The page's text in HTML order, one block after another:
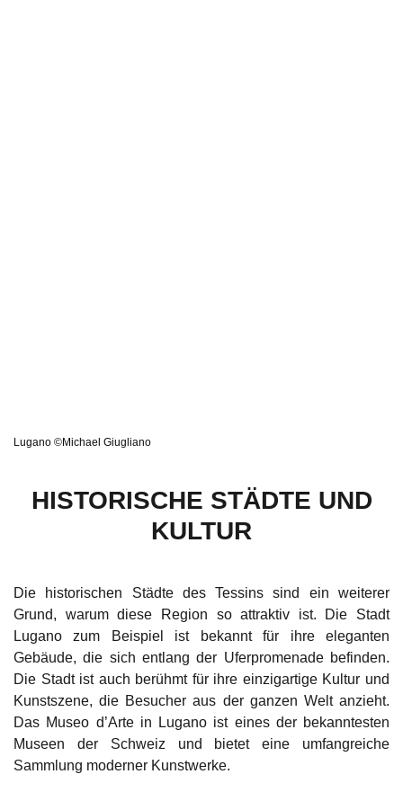
Lugano ©Michael Giugliano
HISTORISCHE STÄDTE UND
KULTUR
Die historischen Städte des Tessins sind ein weiterer
Grund, warum diese Region so attraktiv ist. Die Stadt
Lugano zum Beispiel ist bekannt für ihre eleganten
Gebäude, die sich entlang der Uferpromenade befinden.
Die Stadt ist auch berühmt für ihre einzigartige Kultur und
Kunstszene, die Besucher aus der ganzen Welt anzieht.
Das Museo d’Arte in Lugano ist eines der bekanntesten
Museen der Schweiz und bietet eine umfangreiche
Sammlung moderner Kunstwerke.